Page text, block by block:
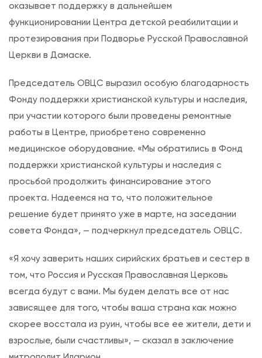
оказывает поддержку в дальнейшем
функционировании Центра детской реабилитации и
протезирования при Подворье Русской Православной
Церкви в Дамаске.
Председатель ОВЦС выразил особую благодарность
Фонду поддержки христианской культуры и наследия,
при участии которого были проведены ремонтные
работы в Центре, приобретено современно
медицинское оборудование. «Мы обратились в Фонд
поддержки христианской культуры и наследия с
просьбой продолжить финансирование этого
проекта. Надеемся на то, что положительное
решение будет принято уже в марте, на заседании
совета Фонда», — подчеркнул председатель ОВЦС.
«Я хочу заверить наших сирийских братьев и сестер в
том, что Россия и Русская Православная Церковь
всегда будут с вами. Мы будем делать все от нас
зависящее для того, чтобы ваша страна как можно
скорее восстала из руин, чтобы все ее жители, дети и
взрослые, были счастливы», — сказал в заключение